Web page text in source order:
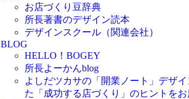
お店づくり豆辞典
所長著書のデザイン読本
デザインスクール（関連会社）
BLOG
HELLO！BOGEY
所長よーかんblog
よしだツカサの「開業ノート」 デザ
た「成功する店づくり」のヒントをお